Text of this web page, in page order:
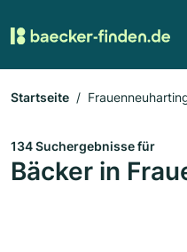
Startseite
134 Suchergebnisse für
Bäcker in